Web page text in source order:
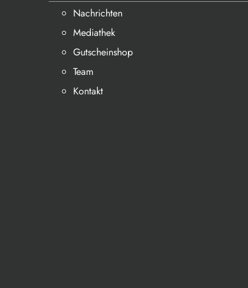
Nachrichten
Mediathek
Gutscheinshop
Team
Kontakt